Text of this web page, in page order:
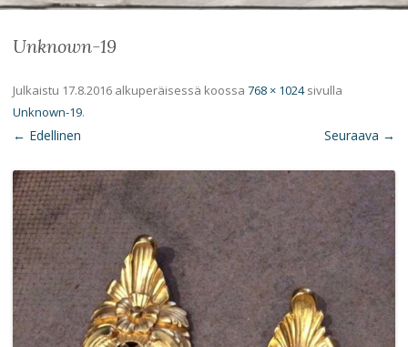
Unknown-19
Julkaistu 17.8.2016 alkuperäisessä koossa 768 × 1024sivulla
Unknown-19.
← Edellinen Seuraava →